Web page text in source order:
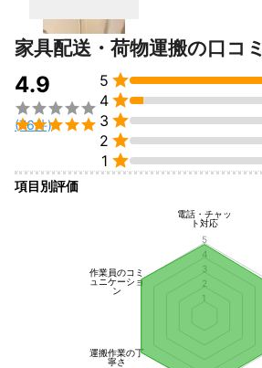
家具配送・荷物運搬の口コミ
4.9


(76件)
5 
4 
3 
2 
1 
項目別評価
電話・チャッ
ト対応
運搬作業の丁
寧さ
作業員のコミ
ュニケーショ
ン
1
2
3
4
5